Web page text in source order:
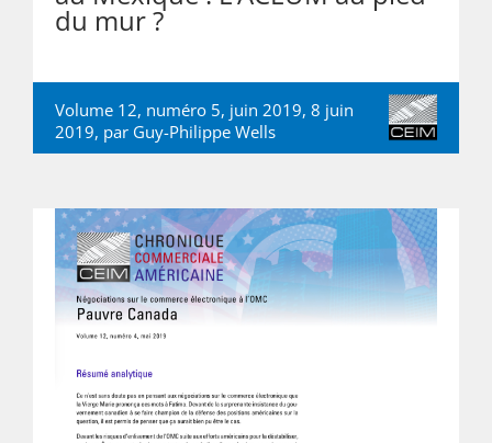
du mur ?
Volume 12, numéro 5, juin 2019, 8 juin
2019, par Guy-Philippe Wells